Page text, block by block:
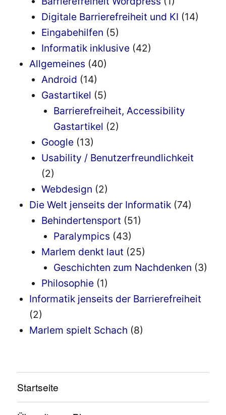
Digitale Barrierefreiheit und KI (14)
Eingabehilfen (5)
Informatik inklusive (42)
Allgemeines (40)
Android (14)
Gastartikel (5)
Barrierefreiheit, Accessibility
Gastartikel (2)
Google (13)
Usability / Benutzerfreundlichkeit
(2)
Webdesign (2)
Die Welt jenseits der Informatik (74)
Behindertensport (51)
Paralympics (43)
Marlem denkt laut (25)
Geschichten zum Nachdenken (3)
Philosophie (1)
Informatik jenseits der Barrierefreiheit
(2)
Marlem spielt Schach (8)
Startseite